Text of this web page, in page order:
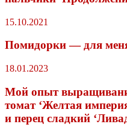
15.10.2021
Помидорки — для
18.01.2023
Мой опыт
томат ‘Желтая
и перец сладкий